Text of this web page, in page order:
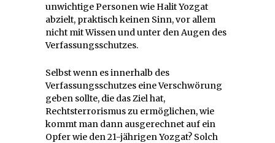
unwichtige Personen wie Halit Yozgat
abzielt, praktisch keinen Sinn, vor allem
nicht mit Wissen und unter den Augen des
Verfassungsschutzes.
Selbst wenn es innerhalb des
Verfassungsschutzes eine Verschwörung
geben sollte, die das Ziel hat,
Rechtsterrorismus zu ermöglichen, wie
kommt man dann ausgerechnet auf ein
Opfer wie den 21-jährigen Yozgat? Solch